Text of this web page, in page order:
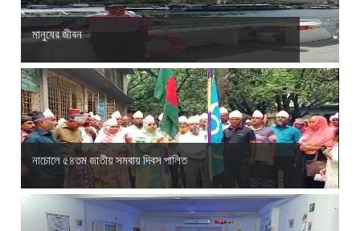
মানুষের জীবন
নাচোলে ৫৪তম জাতীয় সমবায় দিবস পালিত